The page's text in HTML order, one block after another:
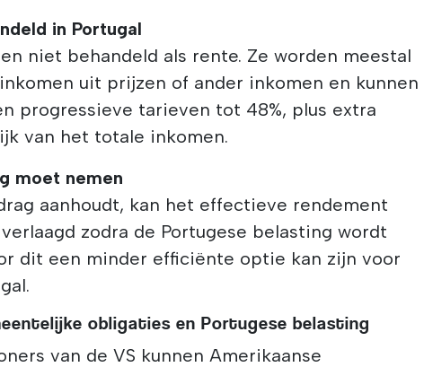
in Portugal
niet behandeld als rente. Ze worden meestal
uit prijzen of ander inkomen en kunnen
progressieve tarieven tot 48%, plus extra
van het totale inkomen.
moet nemen
aanhoudt, kan het effectieve rendement
zodra de Portugese belasting wordt
dit een minder efficiënte optie kan zijn voor
obligaties en Portugese belasting
van de VS kunnen Amerikaanse